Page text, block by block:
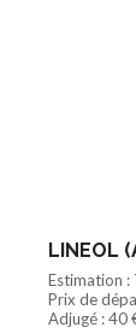
LINEOL
Estimation
Prix de
Adjugé : 40